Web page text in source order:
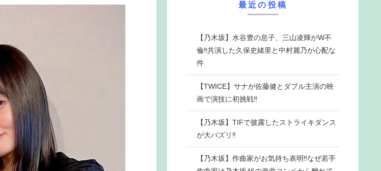
最近の投稿
【乃木坂】水谷豊の息子、三山凌輝がW不
倫‼共演した久保史緒里と中村麗乃が心配な
件
【TWICE】サナが佐藤健とダブル主演の映
画で演技に初挑戦‼
【乃木坂】TIFで披露したストライキダンス
が大バズリ‼
【乃木坂】作曲家がお気持ち表明‼なぜ若手